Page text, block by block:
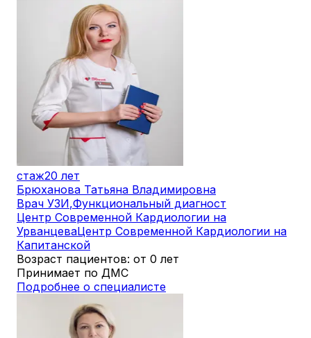
стаж20 лет
Брюханова Татьяна Владимировна
Врач УЗИ,Функциональный диагност
Центр Современной Кардиологии на
УрванцеваЦентр Современной Кардиологии на
Капитанской
Возраст пациентов: от 0 лет
Принимает по ДМС
Подробнее о специалисте